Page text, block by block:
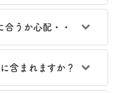
合うか心配・・
含まれますか？